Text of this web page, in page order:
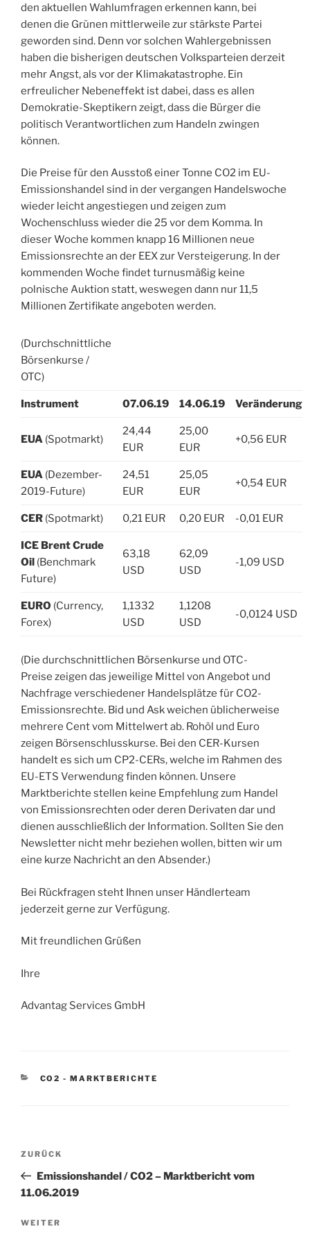
den aktuellen Wahlumfragen erkennen kann, bei
denen die Grünen mittlerweile zur stärkste Partei
geworden sind. Denn vor solchen Wahlergebnissen
haben die bisherigen deutschen Volksparteien derzeit
mehr Angst, als vor der Klimakatastrophe. Ein
erfreulicher Nebeneffekt ist dabei, dass es allen
Demokratie-Skeptikern zeigt, dass die Bürger die
politisch Verantwortlichen zum Handeln zwingen
können.
Die Preise für den Ausstoß einer Tonne CO2 im EU-
Emissionshandel sind in der vergangen Handelswoche
wieder leicht angestiegen und zeigen zum
Wochenschluss wieder die 25 vor dem Komma. In
dieser Woche kommen knapp 16 Millionen neue
Emissionsrechte an der EEX zur Versteigerung. In der
kommenden Woche findet turnusmäßig keine
polnische Auktion statt, weswegen dann nur 11,5
Millionen Zertifikate angeboten werden.
(Durchschnittliche
Börsenkurse /
OTC)
Instrument 07.06.19 14.06.19 Veränderung
EUA (Spotmarkt)
24,44
EUR
25,00
EUR
+0,56 EUR
EUA (Dezember-
2019-Future)
24,51
EUR
25,05
EUR
+0,54 EUR
CER (Spotmarkt) 0,21 EUR 0,20 EUR -0,01 EUR
ICE Brent Crude
Oil (Benchmark
Future)
63,18
USD
62,09
USD
-1,09 USD
EURO (Currency,
Forex)
1,1332
USD
1,1208
USD
-0,0124 USD
(Die durchschnittlichen Börsenkurse und OTC-
Preise zeigen das jeweilige Mittel von Angebot und
Nachfrage verschiedener Handelsplätze für CO2-
Emissionsrechte. Bid und Ask weichen üblicherweise
mehrere Cent vom Mittelwert ab. Rohöl und Euro
zeigen Börsenschlusskurse. Bei den CER-Kursen
handelt es sich um CP2-CERs, welche im Rahmen des
EU-ETS Verwendung finden können. Unsere
Marktberichte stellen keine Empfehlung zum Handel
von Emissionsrechten oder deren Derivaten dar und
dienen ausschließlich der Information. Sollten Sie den
Newsletter nicht mehr beziehen wollen, bitten wir um
eine kurze Nachricht an den Absender.)
Bei Rückfragen steht Ihnen unser Händlerteam
jederzeit gerne zur Verfügung.
Mit freundlichen Grüßen
Ihre
Advantag Services GmbH
KATEGORIEN
CO2 - MARKTBERICHTE
Beitragsnavigation
Vorheriger
Beitrag
ZURÜCK
Emissionshandel / CO2 – Marktbericht vom
11.06.2019
Nächster
WEITER